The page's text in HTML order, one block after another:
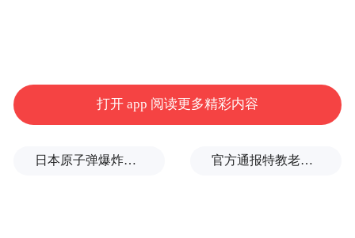
减持宁德时代，按照前复权价格计算，2022
年上半年宁德时代股价在180元到330元之间
波动。
打开 app 阅读更多精彩内容
日本原子弹爆炸亲历者反对高市修改无核三原则，“她应该下台” 官方通报特教老师招聘违规事件